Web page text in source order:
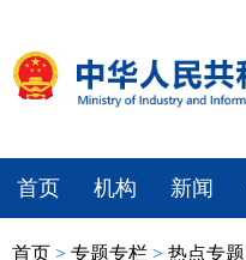
首页 机构 新闻
首页 > 专题专栏 > 热点专题